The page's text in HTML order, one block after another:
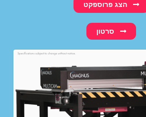
הצג פרוספקט
סרטון